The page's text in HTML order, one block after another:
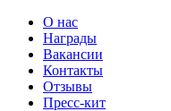
О нас
Награды
Вакансии
Контакты
Отзывы
Пресс-кит